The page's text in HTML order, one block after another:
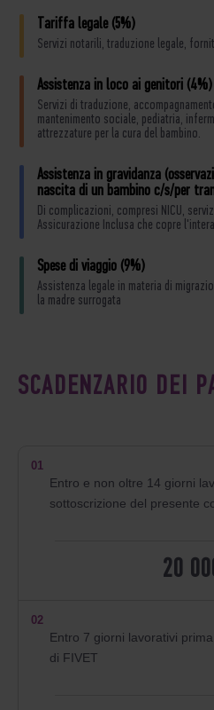
Tariffa legale (5%)
Servizi notarili, traduzione legale,
Assistenza in loco ai genitori (4%)
Servizi di traduzione,
mantenimento sociale, pediatria,
attrezzature per la cura del bambino.
Assistenza in gravidanza
nascita di un bambino c/s/per
Di complicazioni, compresi NICU,
Assicurazione Inclusa che copre
Spese di viaggio (9%)
Assistenza legale in materia di
la madre surrogata
SCADENZARIO DEI
01
Entro e non oltre 14 giorni
sottoscrizione del presente
20
02
Entro 7 giorni lavorativi
di FIVET